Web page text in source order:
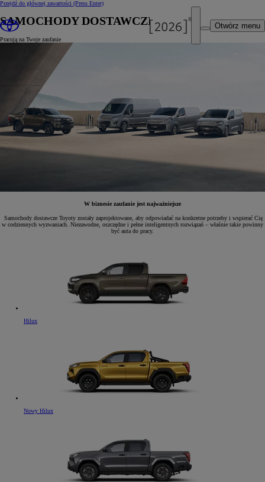
Przejdź do głównej zawartości (Press Enter)
Otwórz menu
SAMOCHODY DOSTAWCZE
Pracują na Twoje zaufanie
W biznesie zaufanie jest najważniejsze
Samochody dostawcze Toyoty zostały zaprojektowane, aby odpowiadać na konkretne potrzeby i wspierać Cię
w codziennych wyzwaniach. Niezawodne, oszczędne i pełne inteligentnych rozwiązań – właśnie takie powinny
być auta do pracy.
Hilux
Nowy Hilux